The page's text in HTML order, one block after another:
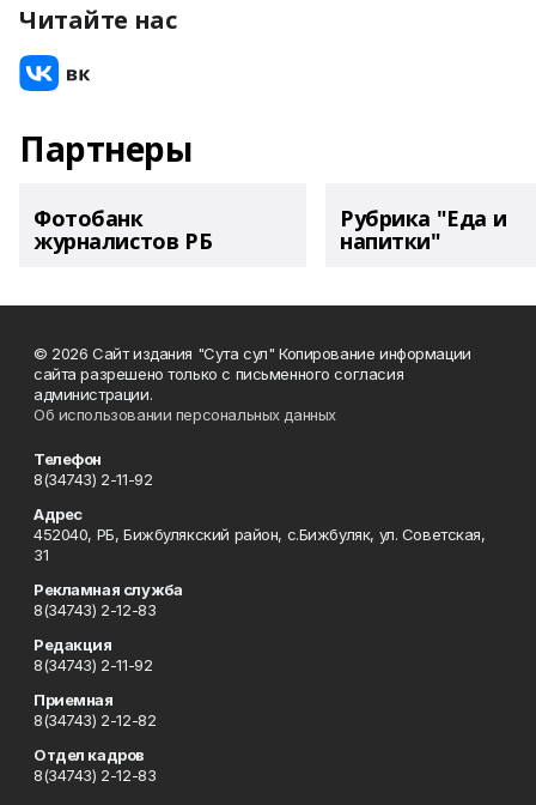
Читайте нас
Партнеры
Фотобанк
журналистов РБ
Рубрика "Еда и
напитки"
© 2026 Сайт издания "Сута сул" Копирование информации
сайта разрешено только с письменного согласия
администрации.
Об использовании персональных данных
Телефон
8(34743) 2-11-92
Адрес
452040, РБ, Бижбулякский район, с.Бижбуляк, ул. Советская,
31
Рекламная служба
8(34743) 2-12-83
Редакция
8(34743) 2-11-92
Приемная
8(34743) 2-12-82
Отдел кадров
8(34743) 2-12-83